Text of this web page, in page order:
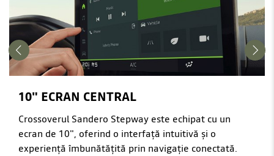
10" ECRAN CENTRAL
Crossoverul Sandero Stepway este echipat cu un
ecran de 10", oferind o interfață intuitivă și o
experiență îmbunătățită prin navigație conectată.